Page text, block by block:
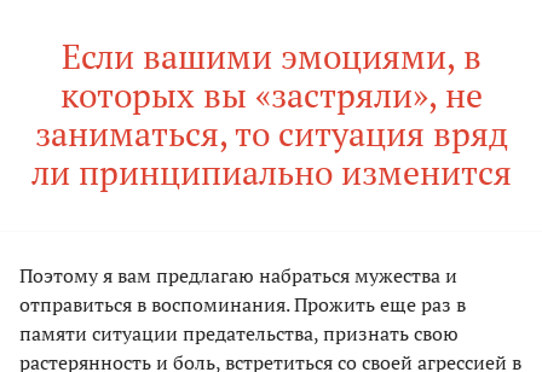
Если вашими эмоциями, в
которых вы «застряли», не
заниматься, то ситуация вряд
ли принципиально изменится
Поэтому я вам предлагаю набраться мужества и
отправиться в воспоминания. Прожить еще раз в
памяти ситуации предательства, признать свою
растерянность и боль, встретиться со своей агрессией в